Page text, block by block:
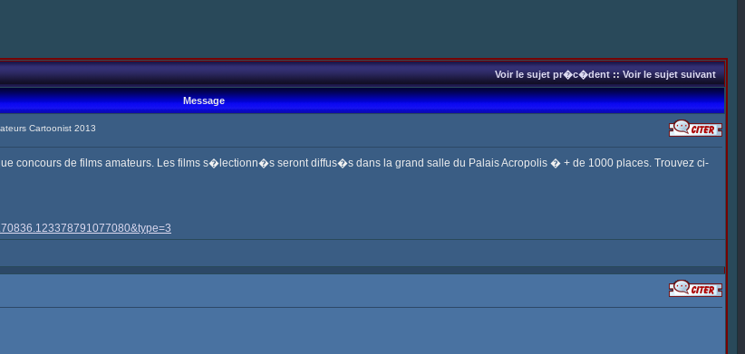
Voir le sujet pr�c�dent::Voir le sujet suivant
Message
Cartoonist 2013
concours de films amateurs. Les films s�lectionn�s seront diffus�s dans la grand salle du Palais Acropolis � + de 1000 places. Trouvez ci-